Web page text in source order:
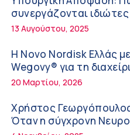
Διακοπές με ασφάλεια
6:20 πμ
Ειρήνη Ζίγκιρη
καταπόνηση στους
εργαζόμενους
6:11 πμ
Σύσκεψη στον ΕΟΦ για
της εφοδιαστικής
στη διάρκεια του
12:08 μμ
συνεργάζονται ιδιώτες
νοσοκομεία του
13 Αυγούστου, 2025
Η Novo Nordisk Ελλάς
Wegovy® για τη
20 Μαρτίου, 2026
Χρήστος
Όταν η σύγχρονη